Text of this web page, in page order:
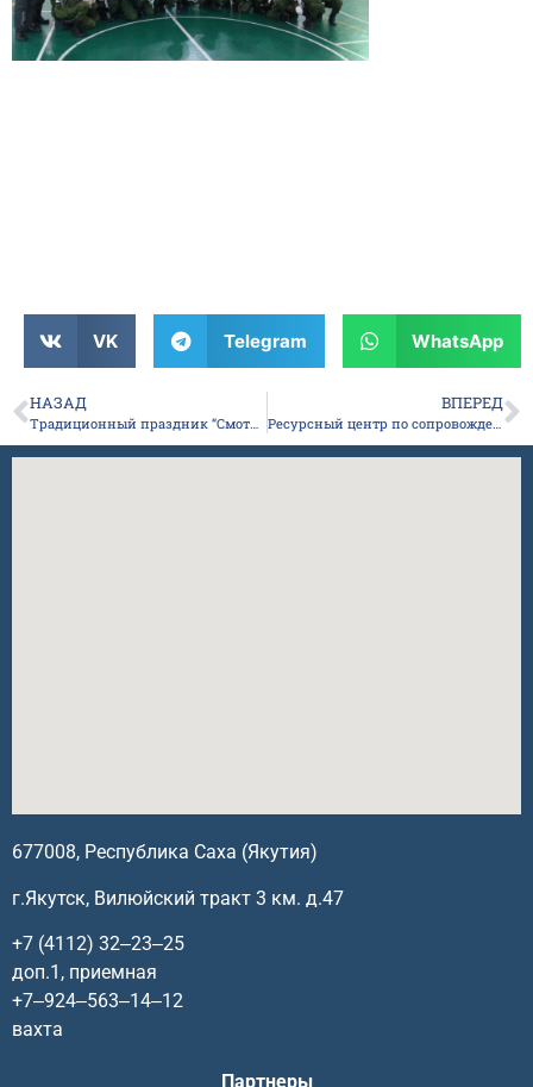
VK Telegram WhatsApp
НАЗАД
Традиционный праздник “Смотр строя и песни”, посвященный дню защитника Отечества!
ВПЕРЕД
Ресурсный центр по сопровождению инклюзивного образования в РС (Я) проводит семинары для учителей общеобразовательных школ.
677008, Республика Саха (Якутия)
г.Якутск, Вилюйский тракт 3 км. д.47
+7 (4112) 32‒23‒25
доп.1, приемная
+7‒924‒563‒14‒12
вахта
Партнеры